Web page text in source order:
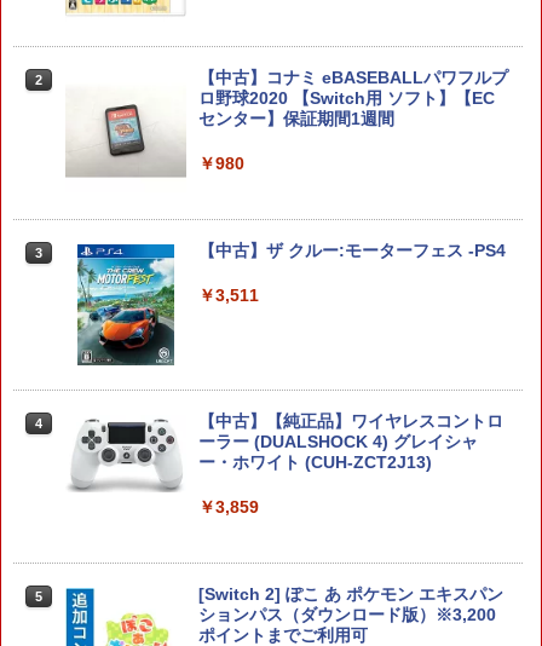
任天堂 【Switch2】ゼルダの伝説 ブレス
オブ ザ ワイルド Nintendo Switch 2 Ed
ンセツ ブレス オブ ザ ワイルド]
鬼武者 Way of the Sword 【Switch2】
バイオハザード レクイエム Switch2版
￥7,759
【楽天ブックス限定特典+特典】空の軌
置き スタンド 転倒防止 地震対策 傷付き
layStation 5
layStation 5 / PlayStation 5 slim / Play
Station 5 Pro コントローラー ヘッドフ
ォン ホルダー プレステ5 プレイステーシ
ョン5 収納 放熱 装着簡単 冷却 静音 JYS
4 R-Type Dimensions III PS5版
2
【中古】コナミ eBASEBALLパワフルプ
ロ野球2020 【Switch用 ソフト】【EC
センター】保証期間1週間
￥980
3 【中古】ザ クルー:モーターフェス -PS4
￥3,511
4
【中古】【純正品】ワイヤレスコントロ
ーラー (DUALSHOCK 4) グレイシャ
ー・ホワイト (CUH-ZCT2J13)
￥3,859
5
[Switch 2] ぽこ あ ポケモン エキスパン
ションパス（ダウンロード版）※3,200
ポイントまでご利用可